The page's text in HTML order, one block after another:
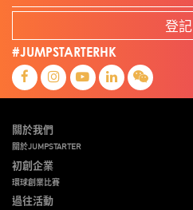
登記
#JUMPSTARTERHK
關於我們
關於JUMPSTARTER
初創企業
環球創業比賽
過往活動